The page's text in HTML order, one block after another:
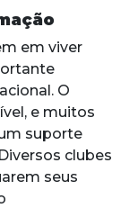
em viver
O
e muitos
suporte
clubes
seus